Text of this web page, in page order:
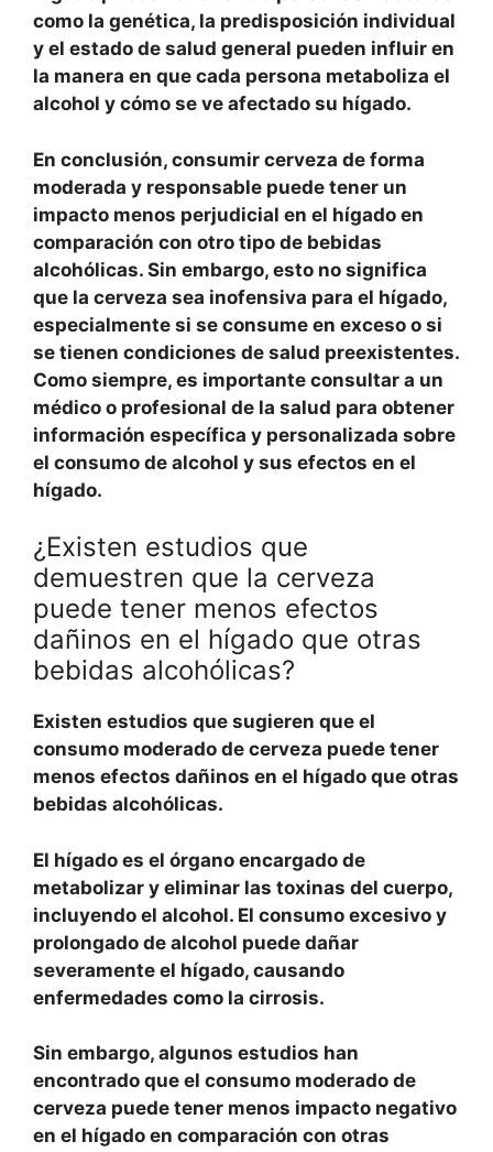
como la genética, la predisposición individual
y el estado de salud general pueden influir en
la manera en que cada persona metaboliza el
alcohol y cómo se ve afectado su hígado.
En conclusión, consumir cerveza de forma
moderada y responsable puede tener un
impacto menos perjudicial en el hígado en
comparación con otro tipo de bebidas
alcohólicas. Sin embargo, esto no significa
que la cerveza sea inofensiva para el hígado,
especialmente si se consume en exceso o si
se tienen condiciones de salud preexistentes.
Como siempre, es importante consultar a un
médico o profesional de la salud para obtener
información específica y personalizada sobre
el consumo de alcohol y sus efectos en el
hígado.
¿Existen estudios que
demuestren que la cerveza
puede tener menos efectos
dañinos en el hígado que otras
bebidas alcohólicas?
Existen estudios que sugieren que el
consumo moderado de cerveza puede tener
menos efectos dañinos en el hígado que otras
bebidas alcohólicas.
El hígado es el órgano encargado de
metabolizar y eliminar las toxinas del cuerpo,
incluyendo el alcohol. El consumo excesivo y
prolongado de alcohol puede dañar
severamente el hígado, causando
enfermedades como la cirrosis.
Sin embargo, algunos estudios han
encontrado que el consumo moderado de
cerveza puede tener menos impacto negativo
en el hígado en comparación con otras